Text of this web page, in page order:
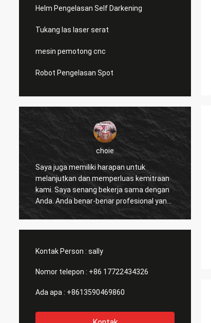
Helm Pengelasan Self Darkening
Tukang las laser serat
mesin pemotong cnc
Robot Pengelasan Spot
choie
Saya juga memiliki harapan untuk
melanjutkan dan memperluas kemitraan
kami. Saya senang bekerja sama dengan
Anda. Anda benar-benar profesional yang
sangat baik dan mendukung kami
Kontak Person : sally
Nomor telepon : +86 17722434326
Ada apa : +8613590469860